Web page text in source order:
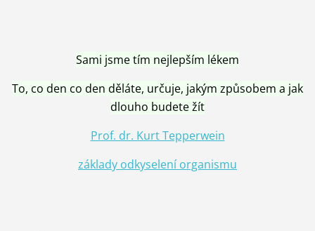
Sami jsme tím nejlepším lékem
To, co den co den děláte, určuje, jakým způsobem a jak
dlouho budete žít
Prof. dr. Kurt Tepperwein
základy odkyselení organismu